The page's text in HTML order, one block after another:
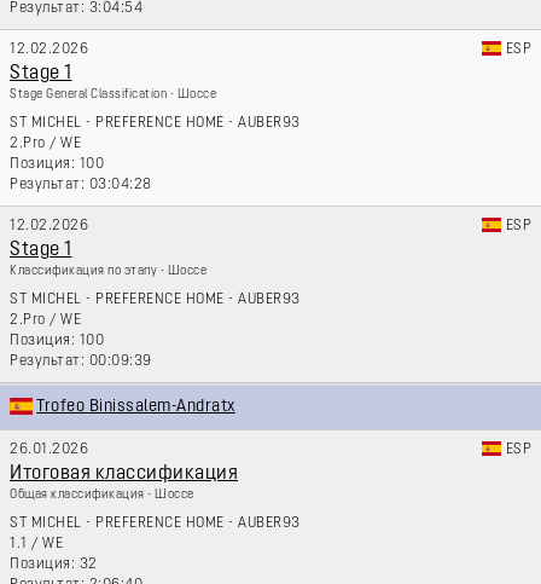
3:04:54
12.02.2026 ESP
Stage 1
Stage General Classification - Шоссе
ST MICHEL - PREFERENCE HOME - AUBER93
2.Pro / WE
100
03:04:28
12.02.2026 ESP
Stage 1
Классификация по этапу - Шоссе
ST MICHEL - PREFERENCE HOME - AUBER93
2.Pro / WE
100
00:09:39
Trofeo Binissalem-Andratx
26.01.2026 ESP
Итоговая классификация
Общая классификация - Шоссе
ST MICHEL - PREFERENCE HOME - AUBER93
1.1 / WE
32